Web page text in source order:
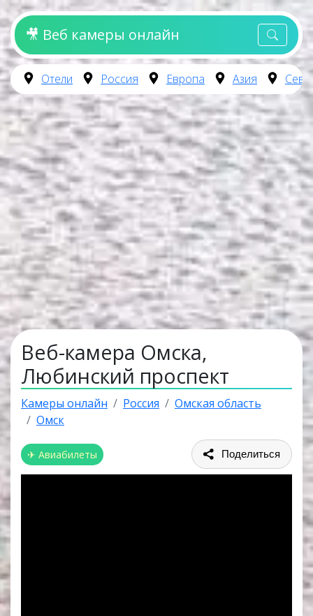
🎥 Веб камеры онлайн
Отели Россия Европа Азия
Веб-камера Омска,
Любинский проспект
Камеры онлайн Россия
Омская область
Омск
✈ Авиабилеты Поделиться